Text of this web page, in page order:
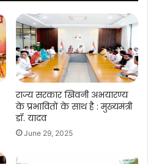
राज्य सरकार खिवनी अभयारण्य
के प्रभावितों के साथ है : मुख्यमंत्री
डॉ. यादव
June 29, 2025